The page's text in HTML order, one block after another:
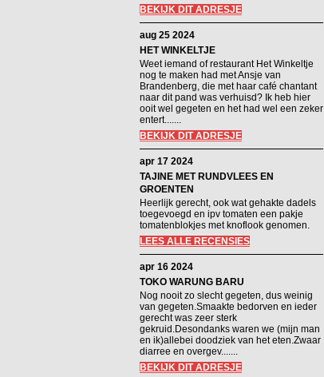
BEKIJK DIT ADRESJE
aug 25 2024
HET WINKELTJE
Weet iemand of restaurant Het Winkeltje
nog te maken had met Ansje van
Brandenberg, die met haar café chantant
naar dit pand was verhuisd? Ik heb hier
ooit wel gegeten en het had wel een zeker
entert.......
BEKIJK DIT ADRESJE
apr 17 2024
TAJINE MET RUNDVLEES EN
GROENTEN
Heerlijk gerecht, ook wat gehakte dadels
toegevoegd en ipv tomaten een pakje
tomatenblokjes met knoflook genomen.
LEES ALLE RECENSIES
apr 16 2024
TOKO WARUNG BARU
Nog nooit zo slecht gegeten, dus weinig
van gegeten.Smaakte bedorven en ieder
gerecht was zeer sterk
gekruid.Desondanks waren we (mijn man
en ik)allebei doodziek van het eten.Zwaar
diarree en overgev.......
BEKIJK DIT ADRESJE